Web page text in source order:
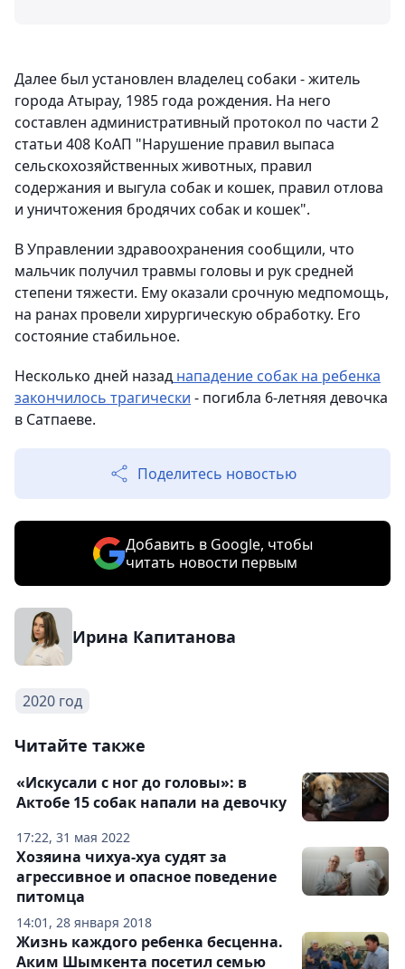
Далее был установлен владелец собаки - житель
города Атырау, 1985 года рождения. На него
составлен административный протокол по части 2
статьи 408 КоАП "Нарушение правил выпаса
сельскохозяйственных животных, правил
содержания и выгула собак и кошек, правил отлова
и уничтожения бродячих собак и кошек".
В Управлении здравоохранения сообщили, что
мальчик получил травмы головы и рук средней
степени тяжести. Ему оказали срочную медпомощь,
на ранах провели хирургическую обработку. Его
состояние стабильное.
Несколько дней назад нападение собак на ребенка
закончилось трагически - погибла 6-летняя девочка
в Сатпаеве.
Поделитесь новостью
Добавить в Google, чтобы
читать новости первым
Ирина Капитанова
2020 год
Читайте также
17:22, 31 мая 2022
«Искусали с ног до головы»: в
Актобе 15 собак напали на девочку
14:01, 28 января 2018
Хозяина чихуа-хуа судят за
агрессивное и опасное поведение
питомца
Жизнь каждого ребенка бесценна.
Аким Шымкента посетил семью